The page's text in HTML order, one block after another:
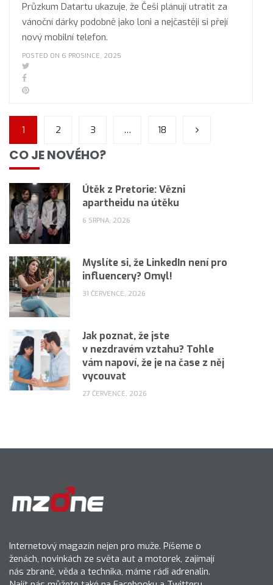
Průzkum Datartu ukazuje, že Češi plánují utratit za
vánoční dárky podobně jako loni a nejčastěji si přejí
nový mobilní telefon.
POSTED ON 6 PROSINCE, 2025
1 2 3 … 18
CO JE NOVÉHO?
Útěk z Pretorie: Vězni
apartheidu na útěku
6 SRPNA, 2026
Myslíte si, že LinkedIn není pro
influencery? Omyl!
31 ČERVENCE, 2026
Jak poznat, že jste
v nezdravém vztahu? Tohle
vám napoví, že je na čase z něj
vycouvat
27 ČERVENCE, 2026
Internetový magazín nejen pro muže. Píšeme o
ženách, novinkách ze světa aut a motorek, zajímají
nás zbraně, věda a technika, máme rádi adrenalin.